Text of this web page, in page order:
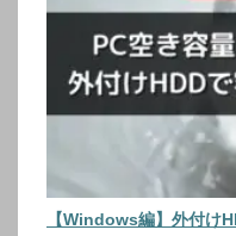
【Windows編】外付け